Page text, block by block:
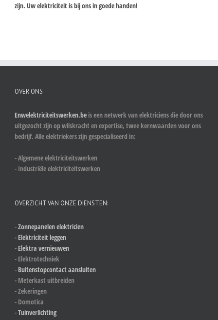
zijn. Uw elektriciteit is bij ons in goede handen!
OVER ONS
Enwelektriciteitswerken.be is een netwerk van elektriciens die door ons
uitgezocht zijn op wilskracht en expertise, twee kernwaarden voor ons
bedrijf. Alle elektriekers zijn gespecialiseerd in:
- Algemene elektriciteitswerken
- Industriële elektriciteitswerken
OVERZICHT VAN ONZE DIENSTEN:
-Zonnepanelen elektricien
- Elektriciteit leggen
- Elektra vernieuwen
- Elektrotechniek
- Buitenstopcontact aansluiten
- Meterkast uitbreiden
- Zekeringen
- Domotica
-Tuinverlichting